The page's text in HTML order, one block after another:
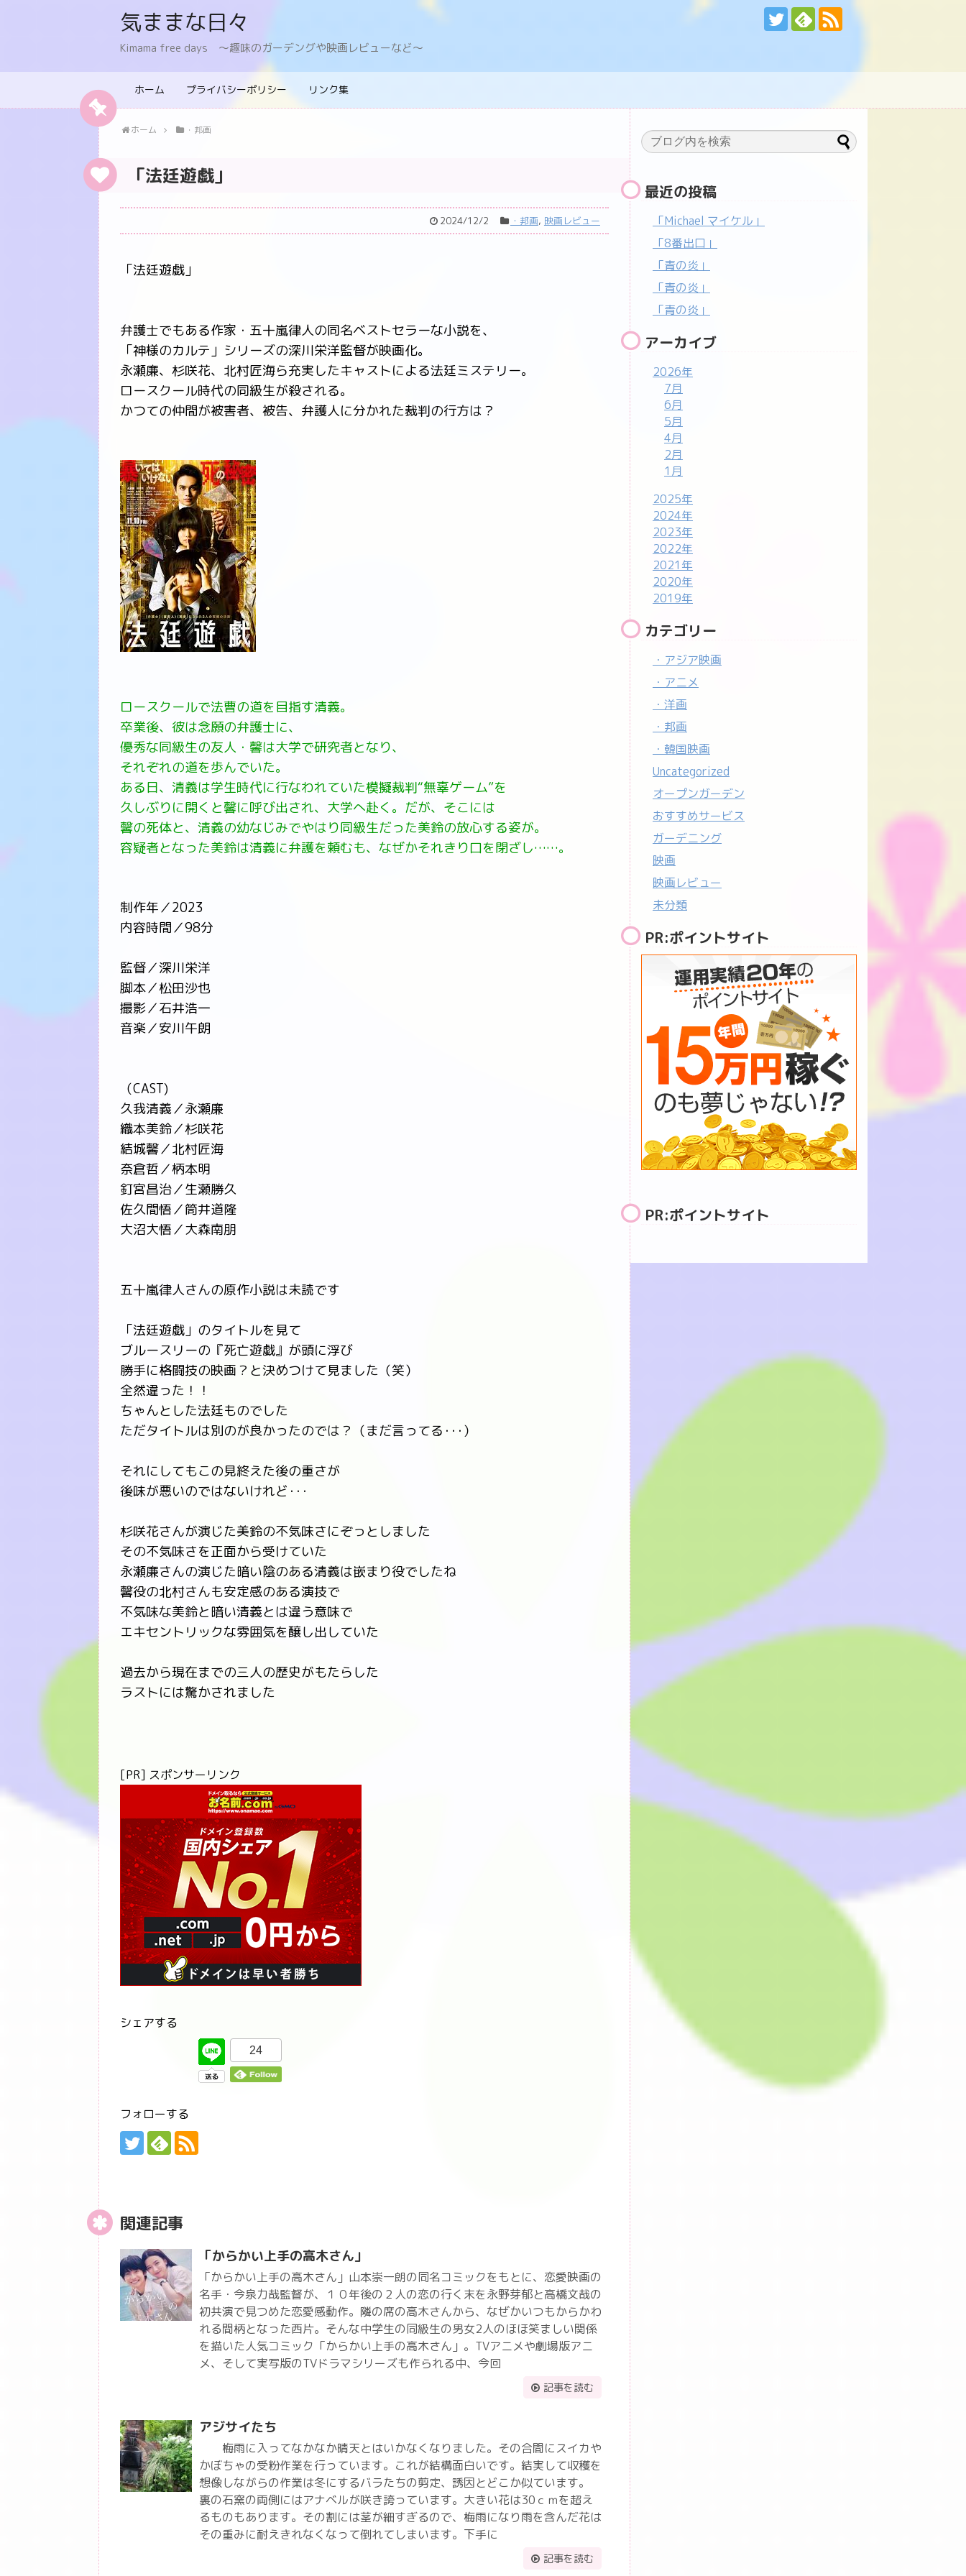
気ままな日々
Kimama free days 〜趣味のガーデングや映画レビューなど〜
ホーム プライバシーポリシー リンク集
ホーム ・邦画
「法廷遊戯」
2024/12/2 ・邦画, 映画レビュー
「法廷遊戯」
弁護士でもある作家・五十嵐律人の同名ベストセラーな小説を、
「神様のカルテ」シリーズの深川栄洋監督が映画化。
永瀬廉、杉咲花、北村匠海ら充実したキャストによる法廷ミステリー。
ロースクール時代の同級生が殺される。
かつての仲間が被害者、被告、弁護人に分かれた裁判の行方は？
ロースクールで法曹の道を目指す清義。
卒業後、彼は念願の弁護士に、
優秀な同級生の友人・馨は大学で研究者となり、
それぞれの道を歩んでいた。
ある日、清義は学生時代に行なわれていた模擬裁判“無辜ゲーム”を
久しぶりに開くと馨に呼び出され、大学へ赴く。だが、そこには
馨の死体と、清義の幼なじみでやはり同級生だった美鈴の放心する姿が。
容疑者となった美鈴は清義に弁護を頼むも、なぜかそれきり口を閉ざし……。
制作年／2023
内容時間／98分
監督／深川栄洋
脚本／松田沙也
撮影／石井浩一
音楽／安川午朗
（CAST)
久我清義／永瀬廉
織本美鈴／杉咲花
結城馨／北村匠海
奈倉哲／柄本明
釘宮昌治／生瀬勝久
佐久間悟／筒井道隆
大沼大悟／大森南朋
五十嵐律人さんの原作小説は未読です
「法廷遊戯」のタイトルを見て
ブルースリーの『死亡遊戯』が頭に浮び
勝手に格闘技の映画？と決めつけて見ました（笑）
全然違った！！
ちゃんとした法廷ものでした
ただタイトルは別のが良かったのでは？（まだ言ってる･･･）
それにしてもこの見終えた後の重さが
後味が悪いのではないけれど･･･
杉咲花さんが演じた美鈴の不気味さにぞっとしました
その不気味さを正面から受けていた
永瀬廉さんの演じた暗い陰のある清義は嵌まり役でしたね
馨役の北村さんも安定感のある演技で
不気味な美鈴と暗い清義とは違う意味で
エキセントリックな雰囲気を醸し出していた
過去から現在までの三人の歴史がもたらした
ラストには驚かされました
[PR] スポンサーリンク
シェアする
24
フォローする
関連記事
「からかい上手の高木さん」
「からかい上手の高木さん」山本崇一朗の同名コミックをもとに、恋愛映画の
名手・今泉力哉監督が、１０年後の２人の恋の行く末を永野芽郁と高橋文哉の
初共演で見つめた恋愛感動作。隣の席の高木さんから、なぜかいつもからかわ
れる間柄となった西片。そんな中学生の同級生の男女2人のほほ笑ましい関係
を描いた人気コミック「からかい上手の高木さん」。TVアニメや劇場版アニ
メ、そして実写版のTVドラマシリーズも作られる中、今回
記事を読む
アジサイたち
梅雨に入ってなかなか晴天とはいかなくなりました。その合間にスイカや
かぼちゃの受粉作業を行っています。これが結構面白いです。結実して収穫を
想像しながらの作業は冬にするバラたちの剪定、誘因とどこか似ています。
裏の石窯の両側にはアナベルが咲き誇っています。大きい花は30ｃｍを超え
るものもあります。その割には茎が細すぎるので、梅雨になり雨を含んだ花は
その重みに耐えきれなくなって倒れてしまいます。下手に
記事を読む
最近の投稿
「Michael マイケル」
「8番出口」
「青の炎」
「青の炎」
「青の炎」
アーカイブ
2026年
7月
6月
5月
4月
2月
1月
2025年
2024年
2023年
2022年
2021年
2020年
2019年
カテゴリー
・アジア映画
・アニメ
・洋画
・邦画
・韓国映画
Uncategorized
オープンガーデン
おすすめサービス
ガーデニング
映画
映画レビュー
未分類
PR:ポイントサイト
PR:ポイントサイト